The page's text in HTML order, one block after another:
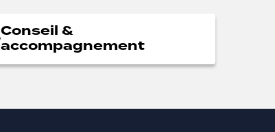
Conseil &
accompagnement